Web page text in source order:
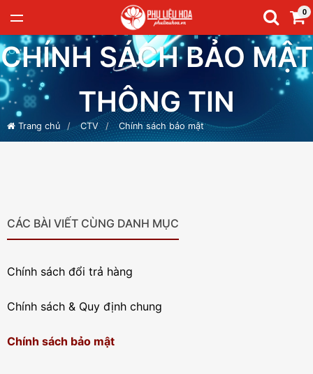
0
CHÍNH SÁCH BẢO MẬT
THÔNG TIN
Trang chủ CTV Chính sách bảo mật
CÁC BÀI VIẾT CÙNG DANH MỤC
Chính sách đổi trả hàng
Chính sách & Quy định chung
Chính sách bảo mật